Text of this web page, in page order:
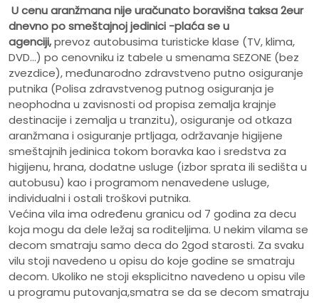
U cenu aranžmana nije uračunatoboravišna taksa 2eur
dnevno po smeštajnoj jedinici -plaća se u
agenciji,prevoz autobusima turisticke klase (TV, klima,
DVD...) po cenovniku iz tabele u smenama SEZONE (bez
zvezdice), međunarodno zdravstveno putno osiguranje
putnika (Polisa zdravstvenog putnog osiguranja je
neophodna u zavisnosti od propisa zemalja krajnje
destinacije i zemalja u tranzitu), osiguranje od otkaza
aranžmana i osiguranje prtljaga, održavanje higijene
smeštajnih jedinica tokom boravka kao i sredstva za
higijenu, hrana, dodatne usluge (izbor sprata ili sedišta u
autobusu) kao i programom nenavedene usluge,
individualni i ostali troškovi putnika.
Većina vila ima određenu granicu od 7 godina za decu
koja mogu da dele ležaj sa roditeljima. U nekim vilama se
decom smatraju samo deca do 2god starosti. Za svaku
vilu stoji navedeno u opisu do koje godine se smatraju
decom. Ukoliko ne stoji eksplicitno navedeno u opisu vile
u programu putovanja,smatra se da se decom smatraju